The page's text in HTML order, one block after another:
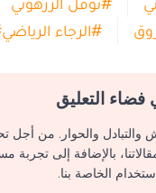
#الرجاء الرياضي
التعليق
والتبادل والحوار. من أجل
بالإضافة إلى تجربة
الخاصة بنا.